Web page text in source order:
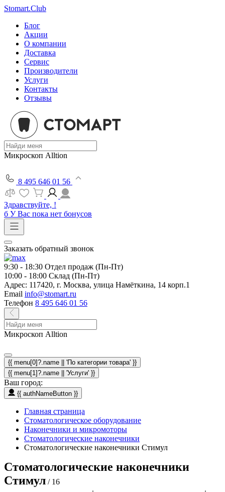
Stomart.Club
Блог
Акции
О компании
Доставка
Сервис
Производители
Услуги
Контакты
Отзывы
Микроскоп Alltion
8 495 646 01 56
Здравствуйте, !
б У Вас пока нет бонусов
Заказать обратный звонок
9:30 - 18:30 Отдел продаж (Пн-Пт)
10:00 - 18:00 Склад (Пн-Пт)
Адрес: 117420, г. Москва, улица Намёткина, 14 корп.1
Email info@stomart.ru
Телефон 8 495 646 01 56
Микроскоп Alltion
{{ menu[0]?.name || 'По категории товара' }}
{{ menu[1]?.name || 'Услуги' }}
Ваш город:
{{ authNameButton }}
Главная страница
Стоматологическое оборудование
Наконечники и микромоторы
Стоматологические наконечники
Стоматологические наконечники Стимул
Стоматологические наконечники
Стимул / 16